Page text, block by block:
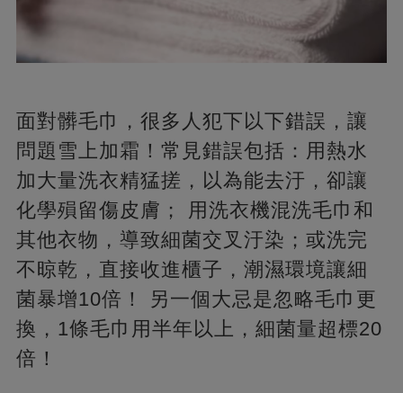
面對髒毛巾，很多人犯下以下錯誤，讓
問題雪上加霜！常見錯誤包括：用熱水
加大量洗衣精猛搓，以為能去汙，卻讓
化學殞留傷皮膚； 用洗衣機混洗毛巾和
其他衣物，導致細菌交叉汙染；或洗完
不晾乾，直接收進櫃子，潮濕環境讓細
菌暴增10倍！ 另一個大忌是忽略毛巾更
換，1條毛巾用半年以上，細菌量超標20
倍！